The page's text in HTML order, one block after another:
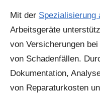
Mit der Spezialisierung
Arbeitsgeräte
von Versicherungen
von Schadenfällen.
Dokumentation,
von Reparaturkosten